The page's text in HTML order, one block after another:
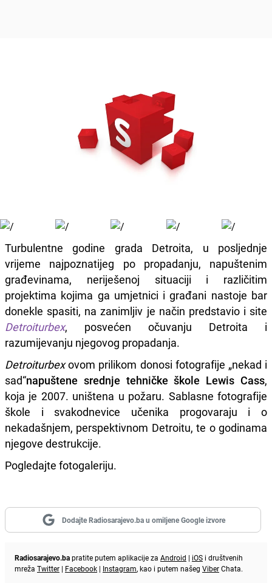
Turbulentne godine grada Detroita, u posljednje
vrijeme najpoznatijeg po propadanju, napuštenim
građevinama, neriješenoj situaciji i različitim
projektima kojima ga umjetnici i građani nastoje bar
donekle spasiti, na zanimljiv je način predstavio i site
Detroiturbex, posvećen očuvanju Detroita i
razumijevanju njegovog propadanja.
Detroiturbexovom prilikom donosi fotografije „nekad i
sad“napuštene srednje tehničke škole Lewis Cass,
koja je 2007. uništena u požaru. Sablasne fotografije
škole i svakodnevice učenika progovaraju i o
nekadašnjem, perspektivnom Detroitu, te o godinama
njegove destrukcije.
Pogledajte fotogaleriju.
Dodajte Radiosarajevo.ba u omiljene Google izvore
Radiosarajevo.bapratite putem aplikacije za Android | iOS i društvenih
mreža Twitter | Facebook | Instagram, kao i putem našeg ViberChata.